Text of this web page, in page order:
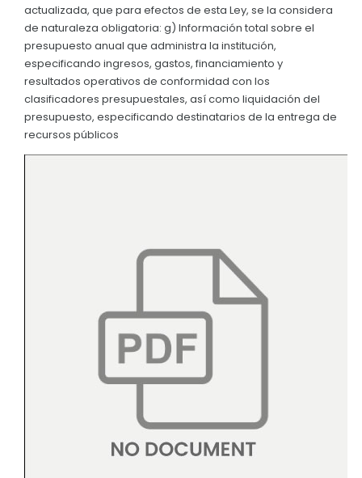
Registro oficiales de creación parroquiales
actualizada, que para efectos de esta Ley, se la considera
de naturaleza obligatoria: g) Información total sobre el
presupuesto anual que administra la institución,
especificando ingresos, gastos, financiamiento y
resultados operativos de conformidad con los
clasificadores presupuestales, así como liquidación del
presupuesto, especificando destinatarios de la entrega de
recursos públicos